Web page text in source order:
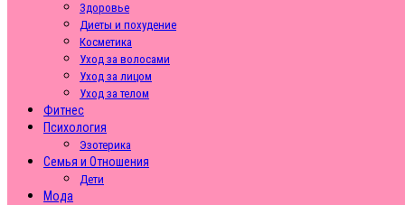
Здоровье
Диеты и похудение
Косметика
Уход за волосами
Уход за лицом
Уход за телом
Фитнес
Психология
Эзотерика
Семья и Отношения
Дети
Мода